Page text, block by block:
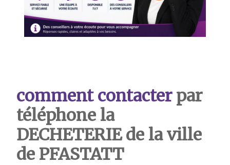
comment contacterpar
téléphone la
DECHETERIE de la ville
de PFASTATT